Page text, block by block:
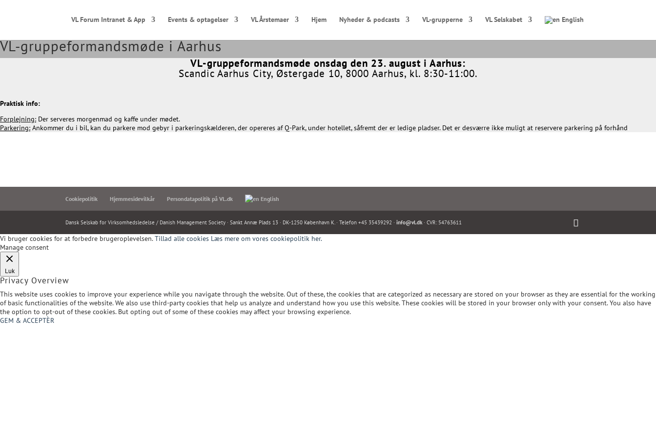
VL Forum Intranet & App Events & optagelser VL Årstemaer Hjem Nyheder & podcasts VL-grupperne VL Selskabet English
VL-gruppeformandsmøde i Aarhus
VL-gruppeformandsmøde onsdag den 23. august i Aarhus:​
Scandic Aarhus City, Østergade 10, 8000 Aarhus, kl. 8:30-11:00.
Praktisk info:
Forplejning: Der serveres morgenmad og kaffe under mødet.
Parkering: Ankommer du i bil, kan du parkere mod gebyr i parkeringskælderen, der opereres af Q-Park, under hotellet, såfremt der er ledige pladser. Det er desværre ikke muligt at reservere parkering på forhånd
Cookiepolitik Hjemmesidevilkår Persondatapolitik på VL.dk English
Dansk Selskab for Virksomhedsledelse / Danish Management Society · Sankt Annæ Plads 13 · DK-1250 København K. · Telefon +45 35439292 ·info@vl.dk· CVR: 54763611
Vi bruger cookies for at forbedre brugeroplevelsen.Tillad alle cookies Læs mere om vores cookiepolitik her.
Manage consent
Luk
Privacy Overview
This website uses cookies to improve your experience while you navigate through the website. Out of these, the cookies that are categorized as necessary are stored on your browser as they are essential for the working
of basic functionalities of the website. We also use third-party cookies that help us analyze and understand how you use this website. These cookies will be stored in your browser only with your consent. You also have
the option to opt-out of these cookies. But opting out of some of these cookies may affect your browsing experience.
GEM & ACCEPTÈR